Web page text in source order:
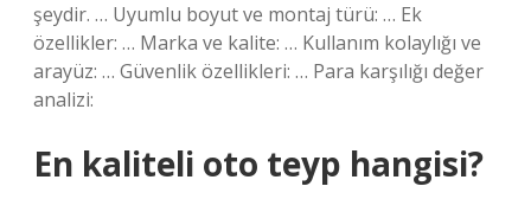
şeydir. … Uyumlu boyut ve montaj türü: … Ek
özellikler: … Marka ve kalite: … Kullanım kolaylığı ve
arayüz: … Güvenlik özellikleri: … Para karşılığı değer
analizi:
En kaliteli oto teyp hangisi?